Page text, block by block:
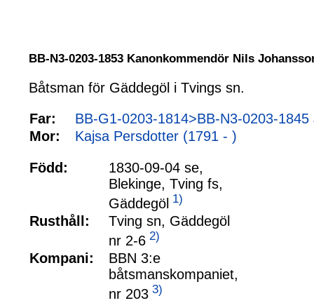
BB-N3-0203-1853 Kanonkommendör Nils
Båtsman för Gäddegöl i Tvings sn.
Far:
BB-G1-0203-1814>BB-N3-0203-
Mor:
Kajsa Persdotter (1791 - )
Född:
1830-09-04 se,
Blekinge, Tving fs,
Gäddegöl 1)
Rusthåll:
Tving sn, Gäddegöl
nr 2-6 2)
Kompani:
BBN 3:e
båtsmanskompaniet,
nr 203 3)